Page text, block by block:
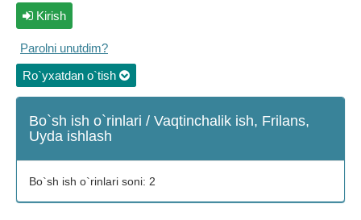
Kirish
Parolni unutdim?
Ro`yxatdan o`tish
Bo`sh ish o`rinlari / Vaqtinchalik ish, Frilans,
Uyda ishlash
Bo`sh ish o`rinlari soni: 2